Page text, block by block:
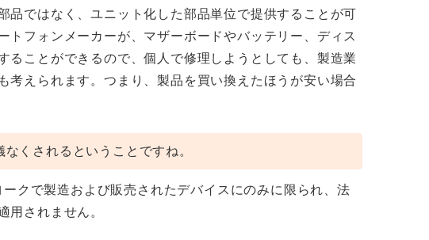
品ではなく、ユニット化した部品単位で提供することが可
フォンメーカーが、マザーボードやバッテリー、ディス
ることができるので、個人で修理しようとしても、製造業
考えられます。つまり、製品を買い換えたほうが安い場合
くされるということですね。
クで製造および販売されたデバイスにのみに限られ、法
用されません。